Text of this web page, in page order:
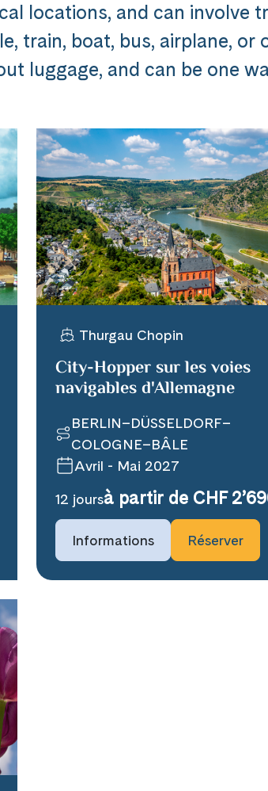
per E-
###
locations, and can involve
train, boat, bus, airplane, or
luggage, and can be one
Thurgau Chopin
City-Hopper sur les voies
navigables d'Allemagne
BERLIN–DÜSSELDORF–
COLOGNE–BÂLE
Avril - Mai 2027
12 joursà partir de CHF
Informations Réserver